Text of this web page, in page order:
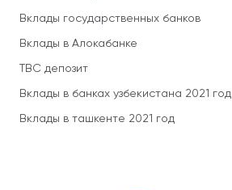
Вклады государственных банков
Вклады в Алокабанке
TBC депозит
Вклады в банках узбекистана 2021 год
Вклады в ташкенте 2021 год